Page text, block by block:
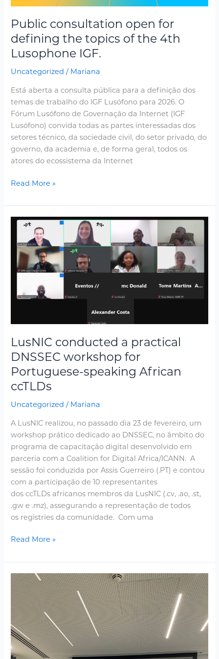
Public consultation open for
defining the topics of the 4th
Lusophone IGF.
Uncategorized / Mariana
Está aberta a consulta pública para a definição dos
temas de trabalho do IGF Lusófono para 2026. O
Fórum Lusófono de Governação da Internet (IGF
Lusófono) convida todas as partes interessadas dos
setores técnico, da sociedade civil, do setor privado, do
governo, da academia e, de forma geral, todos os
atores do ecossistema da Internet
Read More »
LusNIC conducted a practical
DNSSEC workshop for
Portuguese-speaking African
ccTLDs
Uncategorized / Mariana
A LusNIC realizou, no passado dia 23 de fevereiro, um
workshop prático dedicado ao DNSSEC, no âmbito do
programa de capacitação digital desenvolvido em
parceria com a Coalition for Digital Africa/ICANN. A
sessão foi conduzida por Assis Guerreiro (.PT) e contou
com a participação de 10 representantes
dos ccTLDs africanos membros da LusNIC (.cv, .ao, .st,
.gw e .mz), assegurando a representação de todos
os registries da comunidade. Com uma
LusNIC
conducted
practical
DNSSEC
ccTLDs
Read More »
LusNIC
supports
digital
cooperation
protocol
between
Cape